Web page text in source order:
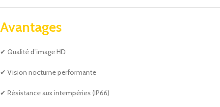
Avantages
✔ Qualité d’image HD
✔ Vision nocturne performante
✔ Résistance aux intempéries (IP66)